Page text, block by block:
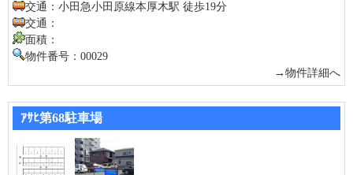
交通：小田急小田原線本厚木駅 徒歩19分
交通：
面積：
物件番号：00029
→物件詳細へ
ｱｻﾋ第68駐車場